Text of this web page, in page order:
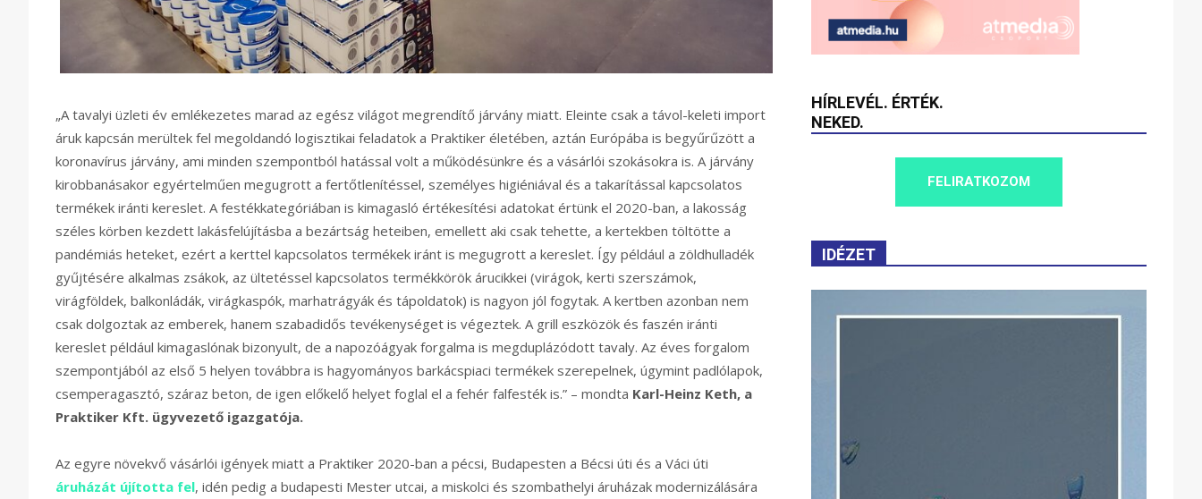
„A tavalyi üzleti év emlékezetes marad az egész világot megrendítő járvány miatt. Eleinte csak a távol-keleti import
áruk kapcsán merültek fel megoldandó logisztikai feladatok a Praktiker életében, aztán Európába is begyűrűzött a
koronavírus járvány, ami minden szempontból hatással volt a működésünkre és a vásárlói szokásokra is. A járvány
kirobbanásakor egyértelműen megugrott a fertőtlenítéssel, személyes higiéniával és a takarítással kapcsolatos
termékek iránti kereslet. A festékkategóriában is kimagasló értékesítési adatokat értünk el 2020-ban, a lakosság
széles körben kezdett lakásfelújításba a bezártság heteiben, emellett aki csak tehette, a kertekben töltötte a
pandémiás heteket, ezért a kerttel kapcsolatos termékek iránt is megugrott a kereslet. Így például a zöldhulladék
gyűjtésére alkalmas zsákok, az ültetéssel kapcsolatos termékkörök árucikkei (virágok, kerti szerszámok,
virágföldek, balkonládák, virágkaspók, marhatrágyák és tápoldatok) is nagyon jól fogytak. A kertben azonban nem
csak dolgoztak az emberek, hanem szabadidős tevékenységet is végeztek. A grill eszközök és faszén iránti
kereslet például kimagaslónak bizonyult, de a napozóágyak forgalma is megduplázódott tavaly. Az éves forgalom
szempontjából az első 5 helyen továbbra is hagyományos barkácspiaci termékek szerepelnek, úgymint padlólapok,
csemperagasztó, száraz beton, de igen előkelő helyet foglal el a fehér falfesték is.” – mondta Karl-Heinz Keth, a
Praktiker Kft. ügyvezető igazgatója.
Az egyre növekvő vásárlói igények miatt a Praktiker 2020-ban a pécsi, Budapesten a Bécsi úti és a Váci úti
áruházát újította fel, idén pedig a budapesti Mester utcai, a miskolci és szombathelyi áruházak modernizálására
HÍRLEVÉL. ÉRTÉK.
NEKED.
FELIRATKOZOM
IDÉZET